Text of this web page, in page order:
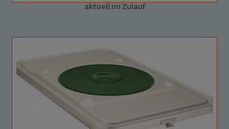
aktuell im Zulauf